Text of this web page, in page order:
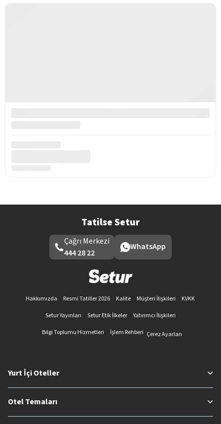
Tatilse Setur
Çağrı Merkezi
444 28 22
WhatsApp
Hakkımızda Resmi Tatiller 2026 Kalite Müşteri İlişkileri
KVKK
Setur Yayınları
Setur Etik İlkeler
Yatırımcı İlişkileri
Bilgi Toplumu Hizmetleri
İşlem Rehberi Çerez Ayarları
Yurt İçi Oteller
Otel Temaları